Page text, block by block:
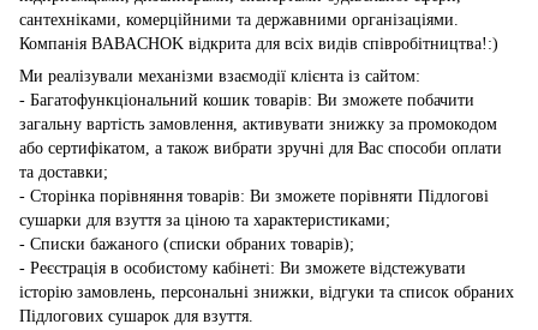
сантехніками, комерційними та державними організаціями.
Компанія BABACHOK відкрита для всіх видів співробітництва!:)
Ми реалізували механізми взаємодії клієнта із сайтом:
- Багатофункціональний кошик товарів: Ви зможете побачити
загальну вартість замовлення, активувати знижку за промокодом
або сертифікатом, а також вибрати зручні для Вас способи оплати
та доставки;
- Сторінка порівняння товарів: Ви зможете порівняти Підлогові
сушарки для взуття за ціною та характеристиками;
- Списки бажаного (списки обраних товарів);
- Реєстрація в особистому кабінеті: Ви зможете відстежувати
історію замовлень, персональні знижки, відгуки та список обраних
Підлогових сушарок для взуття.